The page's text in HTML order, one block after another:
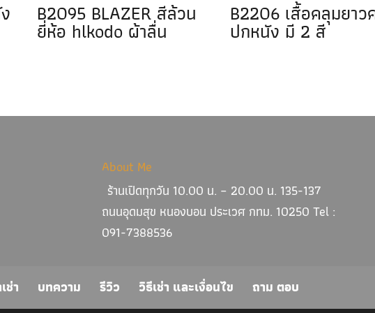
B2095 BLAZER สีล้วน
ยี่ห้อ hlkodo ผ้าลื่น
B2206 เสื้อคลุมยาว
ปกหนัง มี 2 สี
About Me
ร้านเปิดทุกวัน 10.00 น. – 20.00 น. 135-137
ถนนอุดมสุข หนองบอน ประเวศ กทม. 10250 Tel :
091-7388536
ช่า บทความ รีวิว วิธีเช่า และเงื่อนไข ถาม ตอบ